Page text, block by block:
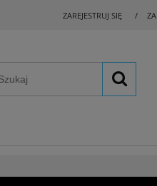
ZAREJESTRUJ SIĘ